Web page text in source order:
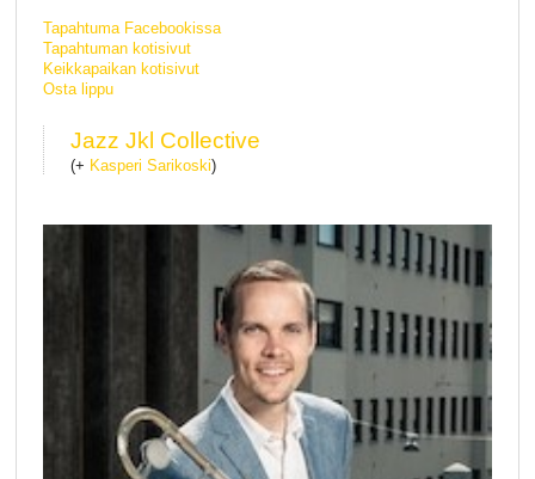
Tapahtuma Facebookissa
Tapahtuman kotisivut
Keikkapaikan kotisivut
Osta lippu
Jazz Jkl Collective
(+ Kasperi Sarikoski)